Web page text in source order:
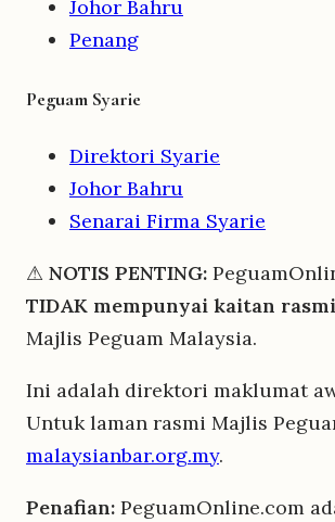
Johor Bahru
Penang
Peguam Syarie
Direktori Syarie
Johor Bahru
Senarai Firma Syarie
⚠ NOTIS PENTING:
TIDAK mempunyai kaitan rasmi
Majlis Peguam Malaysia.
Ini adalah direktori maklumat
Untuk laman rasmi Majlis
malaysianbar.org.my.
Penafian: PeguamOnline.com